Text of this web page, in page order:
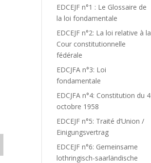
EDCEJF n°1 : Le Glossaire de
la loi fondamentale
EDCEJF n°2: La loi relative à la
Cour constitutionnelle
fédérale
EDCJFA n°3: Loi
fondamentale
EDCJFA n°4: Constitution du 4
octobre 1958
EDCEJF n°5: Traité d’Union /
Einigungsvertrag
EDCEJF n°6: Gemeinsame
lothringisch-saarländische